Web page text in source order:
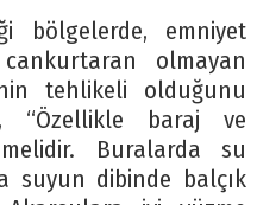
bölgelerde, emniyet
olmayan
tehlikeli olduğunu
“Özellikle baraj ve
Buralarda su
suyun dibinde balçık